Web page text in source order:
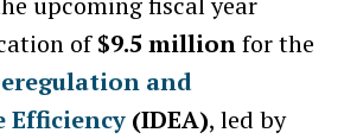
of$9.5 millionfor the
and
(IDEA), led by